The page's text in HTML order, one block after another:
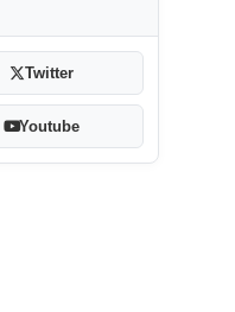
Twitter
Youtube